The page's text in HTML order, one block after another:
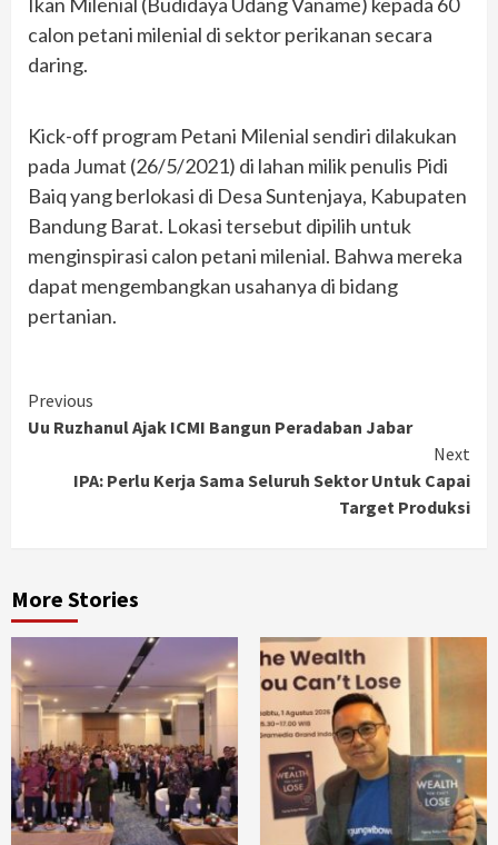
calon petani milenial di sektor perikanan secara
daring.
Kick-off program Petani Milenial sendiri dilakukan
pada Jumat (26/5/2021) di lahan milik penulis Pidi
Baiq yang berlokasi di Desa Suntenjaya, Kabupaten
Bandung Barat. Lokasi tersebut dipilih untuk
menginspirasi calon petani milenial. Bahwa mereka
dapat mengembangkan usahanya di bidang
pertanian.
Continue
Reading
Previous
Uu Ruzhanul Ajak ICMI Bangun Peradaban Jabar
Next
IPA: Perlu Kerja Sama Seluruh Sektor Untuk Capai
Target Produksi
More Stories